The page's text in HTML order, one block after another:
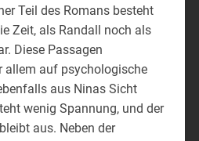
Teil des Romans besteht
Zeit, als Randall noch als
Diese Passagen
allem auf psychologische
aus Ninas Sicht
wenig Spannung, und der
aus. Neben der